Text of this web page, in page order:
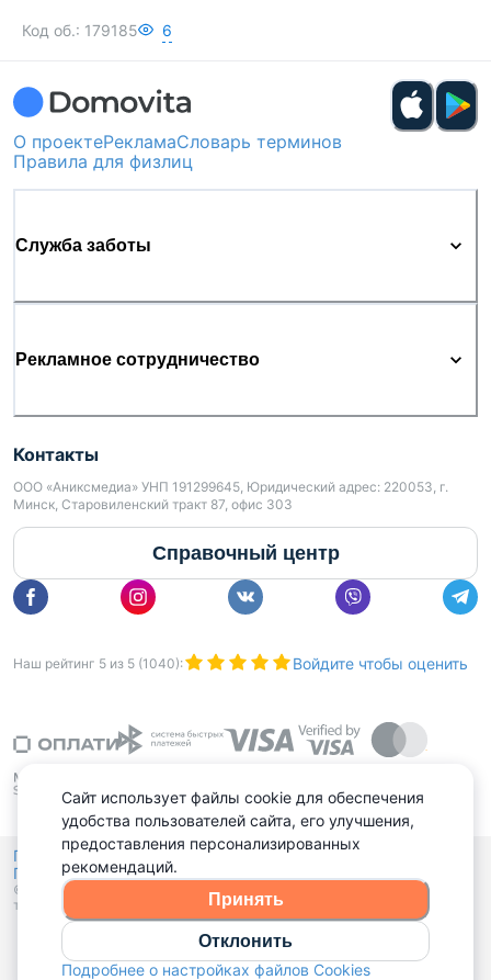
Код об.: 179185 6
О проектеРекламаСловарь терминов
Правила для физлиц
Служба заботы
Рекламное сотрудничество
Контакты
ООО «Аниксмедиа» УНП 191299645, Юридический адрес: 220053, г.
Минск, Старовиленский тракт 87, офис 303
Справочный центр
Наш рейтинг 5 из 5 (1040): Войдите чтобы оценить
Политика конфиденциальности,
Политика обработки файлов куки
© 2015 - 2026, Domovita.by. Копирование материалов допускается
только при наличии активной ссылки.
Сайт использует файлы cookie для обеспечения
удобства пользователей сайта, его улучшения,
предоставления персонализированных
рекомендаций.
Принять
Отклонить
Подробнее о настройках файлов Cookies